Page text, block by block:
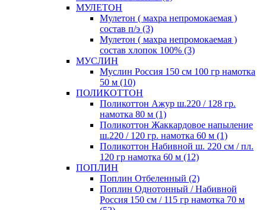
МУЛЕТОН
Мулетон ( махра непромокаемая )
состав п/э (3)
Мулетон ( махра непромокаемая )
состав хлопок 100% (3)
МУСЛИН
Муслин Россия 150 см 100 гр намотка
50 м (10)
ПОЛИКОТТОН
Поликоттон Ажур ш.220 / 128 гр.
намотка 80 м (1)
Поликоттон Жаккардовое напыление
ш.220 / 120 гр. намотка 60 м (1)
Поликоттон Набивной ш. 220 см / пл.
120 гр намотка 60 м (12)
ПОПЛИН
Поплин Отбеленный (2)
Поплин Однотонный / Набивной
Россия 150 см / 115 гр намотка 70 м